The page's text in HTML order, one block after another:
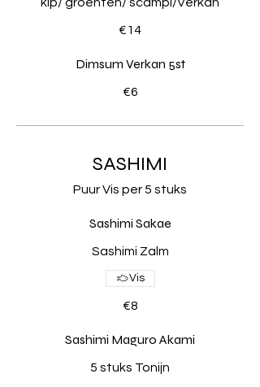
€14
Dimsum Verkan 5st
€6
SASHIMI
Puur Vis per 5 stuks
Sashimi Sakae
Sashimi Zalm
€8
Vis
Sashimi Maguro Akami
5 stuks Tonijn